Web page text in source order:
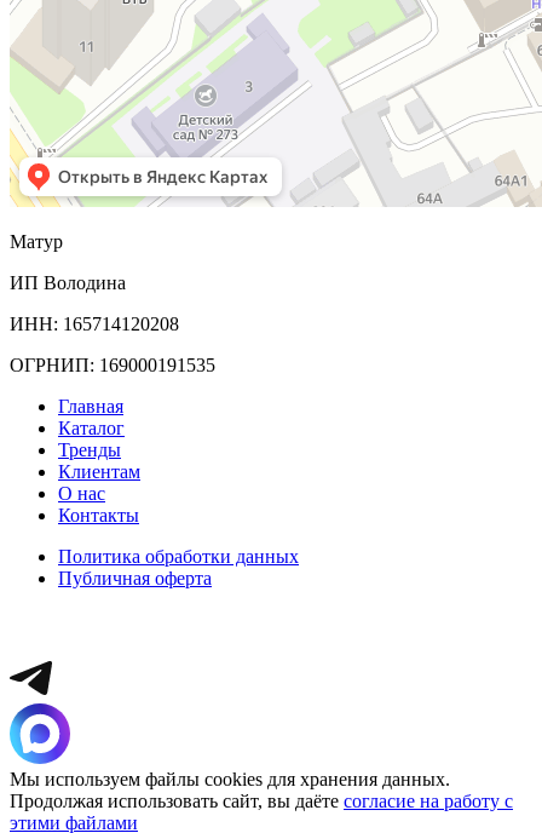
Матур
ИП Володина
ИНН: 165714120208
ОГРНИП: 169000191535
Главная
Каталог
Тренды
Клиентам
О нас
Контакты
Политика обработки данных
Публичная оферта
Мы используем файлы cookies для хранения данных.
Продолжая использовать сайт, вы даёте согласие на работу с
этими файлами